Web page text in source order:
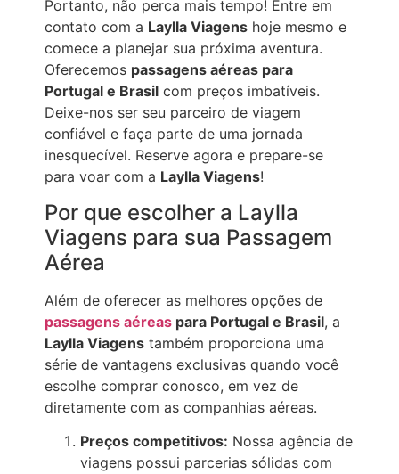
Portanto, não perca mais tempo! Entre em
contato com a Laylla Viagens hoje mesmo e
comece a planejar sua próxima aventura.
Oferecemos passagens aéreas para
Portugal e Brasil com preços imbatíveis.
Deixe-nos ser seu parceiro de viagem
confiável e faça parte de uma jornada
inesquecível. Reserve agora e prepare-se
para voar com a Laylla Viagens!
Por que escolher a Laylla
Viagens para sua Passagem
Aérea
Além de oferecer as melhores opções de
passagens aéreas para Portugal e Brasil, a
Laylla Viagens também proporciona uma
série de vantagens exclusivas quando você
escolhe comprar conosco, em vez de
diretamente com as companhias aéreas.
Preços competitivos: Nossa agência de
viagens possui parcerias sólidas com